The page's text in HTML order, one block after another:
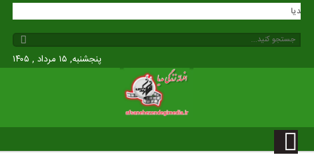
مدیا
پنجشنبه, ۱۵ مرداد , ۱۴۰۵